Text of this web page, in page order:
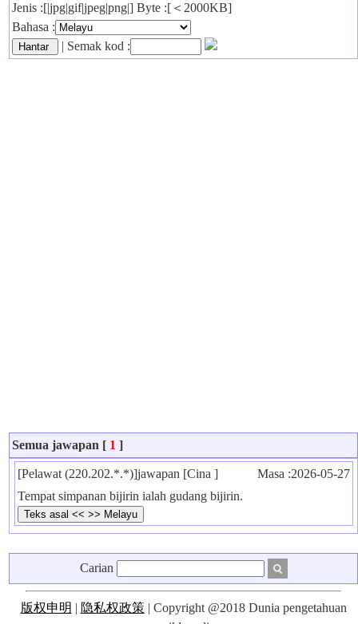
Jenis :[|jpg|gif|jpeg|png|] Byte :[＜2000KB]
Bahasa :
| Semak kod :
Semua jawapan [ 1 ]
[Pelawat (220.202.*.*)]jawapan [Cina ]
Masa :2026-05-27
Tempat simpanan bijirin ialah gudang bijirin.
Carian
版权申明 | 隐私权政策| Copyright @2018 Dunia pengetahuan